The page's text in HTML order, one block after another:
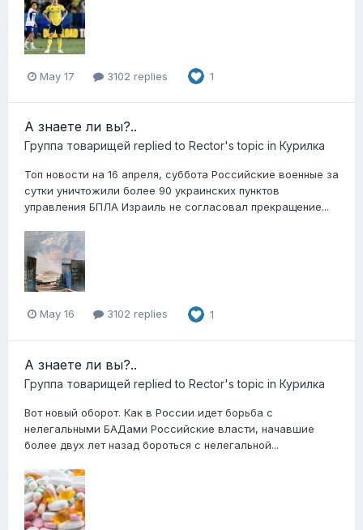
May 17 3102 replies 1
А знаете ли вы?..
Группа товарищей replied to Rector's topic in Курилка
Топ новости на 16 апреля, суббота Российские военные за
сутки уничтожили более 90 украинских пунктов
управления БПЛА Израиль не согласовал прекращение...
May 16 3102 replies 1
А знаете ли вы?..
Группа товарищей replied to Rector's topic in Курилка
Вот новый оборот. Как в России идет борьба с
нелегальными БАДами Российские власти, начавшие
более двух лет назад бороться с нелегальной...